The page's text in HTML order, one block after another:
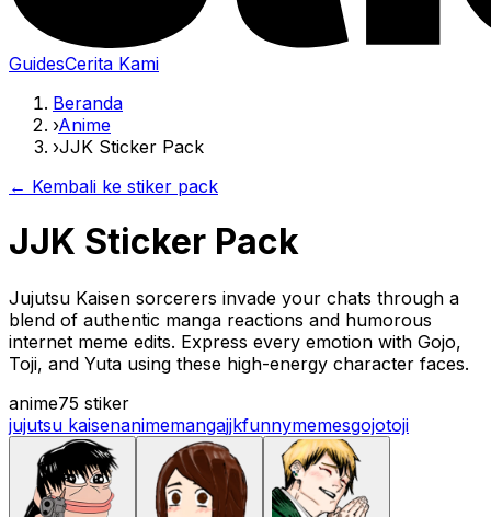
GuidesCerita Kami
Beranda
›Anime
›JJK Sticker Pack
← Kembali ke stiker pack
JJK Sticker Pack
Jujutsu Kaisen sorcerers invade your chats through a
blend of authentic manga reactions and humorous
internet meme edits. Express every emotion with Gojo,
Toji, and Yuta using these high-energy character faces.
anime75 stiker
jujutsu kaisenanimemangajjkfunnymemesgojotoji